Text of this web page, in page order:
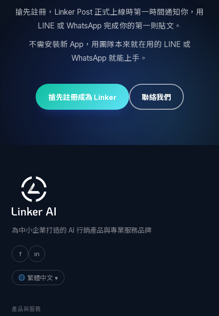
搶先註冊，Linker Post 正式上線時第一時間通知你，用
LINE 或 WhatsApp 完成你的第一則貼文。
不需安裝新 App，用團隊本來就在用的 LINE 或
WhatsApp 就能上手。
搶先註冊成為 Linker 聯絡我們
為中小企業打造的 AI 行銷產品與專業服務品牌
f in
繁體中文 ▾
產品與服務